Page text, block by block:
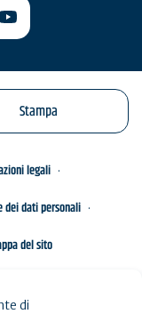
Stampa
legali
dei dati personali
del sito
di